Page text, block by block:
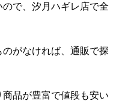
で、汐月ハギレ店で全
がなければ、通販で探
品が豊富で値段も安い